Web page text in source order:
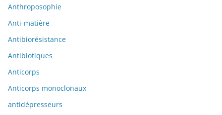
Anthroposophie
Anti-matière
Antibiorésistance
Antibiotiques
Anticorps
Anticorps monoclonaux
antidépresseurs